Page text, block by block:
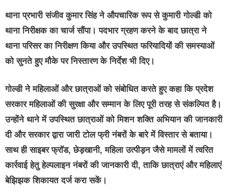
थाना प्रभारी संजीव कुमार सिंह ने औपचारिक रूप से कुमारी गोल्डी को
थाना निरीक्षक का चार्ज सौंपा। पदभार ग्रहण करने के बाद छात्रा ने
थाना परिसर का निरीक्षण किया और उपस्थित फरियादियों की समस्याओं
को सुनते हुए मौके पर निस्तारण के निर्देश भी दिए।
गोल्डी ने महिलाओं और छात्राओं को संबोधित करते हुए कहा कि प्रदेश
सरकार महिलाओं की सुरक्षा और सम्मान के लिए पूरी तरह से संकल्पित है।
उन्होंने थाने में उपस्थित छात्राओं को मिशन शक्ति अभियान की जानकारी
दी और सरकार द्वारा जारी टोल फ्री नंबरों के बारे में विस्तार से बताया।
साथ ही साइबर फ्रॉड, छेड़खानी, महिला उत्पीड़न जैसे मामलों में त्वरित
कार्रवाई हेतु हेल्पलाइन नंबरों की जानकारी दी, ताकि छात्राएं और महिलाएं
बेझिझक शिकायत दर्ज करा सकें।